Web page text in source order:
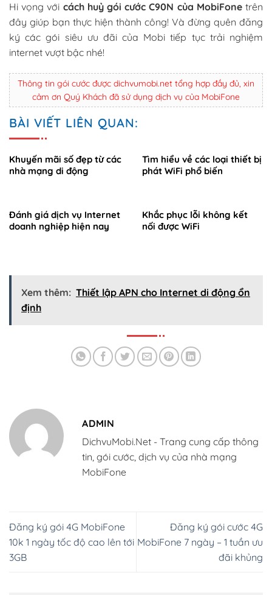
Hi vọng với cách huỷ gói cước C90N của MobiFonetrên
đây giúp bạn thực hiện thành công! Và đừng quên đăng
ký các gói siêu ưu đãi của Mobi tiếp tục trải nghiệm
internet vượt bậc nhé!
Thông tin gói cước được dichvumobi.net tổng hợp đầy đủ, xin
cảm ơn Quý Khách đã sử dụng dịch vụ của MobiFone
BÀI VIẾT LIÊN QUAN:
Khuyến mãi số đẹp từ các
nhà mạng di động
Tìm hiểu về các loại thiết bị
phát WiFi phổ biến
Đánh giá dịch vụ Internet
doanh nghiệp hiện nay
Khắc phục lỗi không kết
nối được WiFi
Xem thêm: Thiết lập APN cho Internet di động ổn
định
ADMIN
DichvuMobi.Net - Trang cung cấp thông
tin, gói cước, dịch vụ của nhà mạng
MobiFone
Đăng ký gói 4G MobiFone
10k 1 ngày tốc độ cao lên tới
3GB
Đăng ký gói cước 4G
MobiFone 7 ngày – 1 tuần ưu
đãi khủng